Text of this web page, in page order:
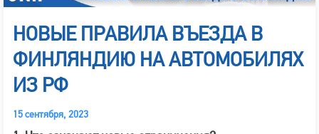
НОВЫЕ ПРАВИЛА ВЪЕЗДА В
ФИНЛЯНДИЮ НА АВТОМОБИЛЯХ
ИЗ РФ
15 сентября, 2023